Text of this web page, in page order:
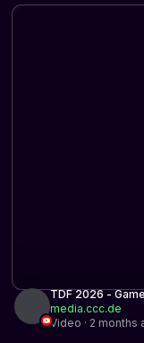
TDF 2026 -
Game In 48 Hours
media.ccc.de
Video · 2 months